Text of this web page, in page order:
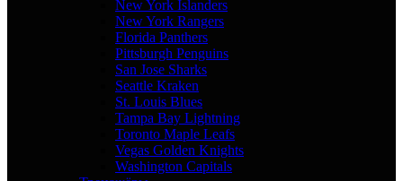
New York Islanders
New York Rangers
Florida Panthers
Pittsburgh Penguins
San Jose Sharks
Seattle Kraken
St. Louis Blues
Tampa Bay Lightning
Toronto Maple Leafs
Vegas Golden Knights
Washington Capitals